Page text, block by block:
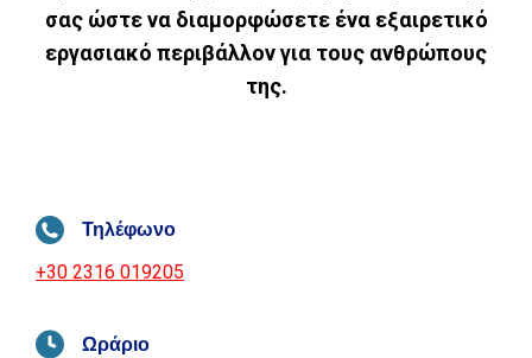
σας ώστε να διαμορφώσετε ένα εξαιρετικό
εργασιακό περιβάλλον για τους ανθρώπους
της.
Τηλέφωνο
+30 2316 019205
Ωράριο